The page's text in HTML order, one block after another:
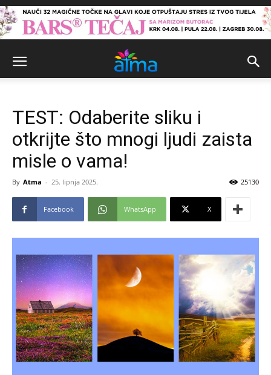
TEST: Odaberite sliku i
otkrijte što mnogi ljudi zaista
misle o vama!
By Atma - 25. lipnja 2025. 25130
Facebook WhatsApp X